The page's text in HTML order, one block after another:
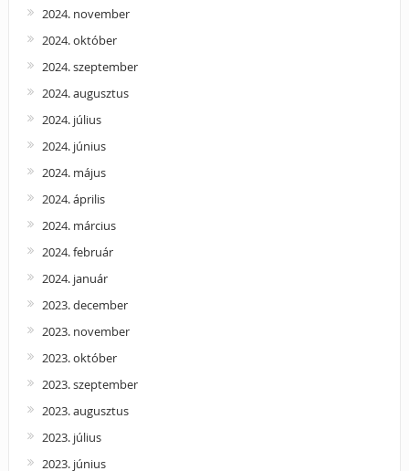
2024. november
2024. október
2024. szeptember
2024. augusztus
2024. július
2024. június
2024. május
2024. április
2024. március
2024. február
2024. január
2023. december
2023. november
2023. október
2023. szeptember
2023. augusztus
2023. július
2023. június